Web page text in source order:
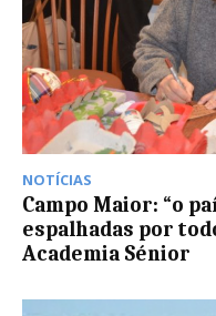
NOTÍCIAS
Campo Maior: “o
espalhadas por
Academia Sénior